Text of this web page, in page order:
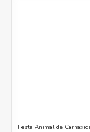
Festa Animal de